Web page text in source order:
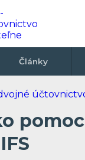
Články